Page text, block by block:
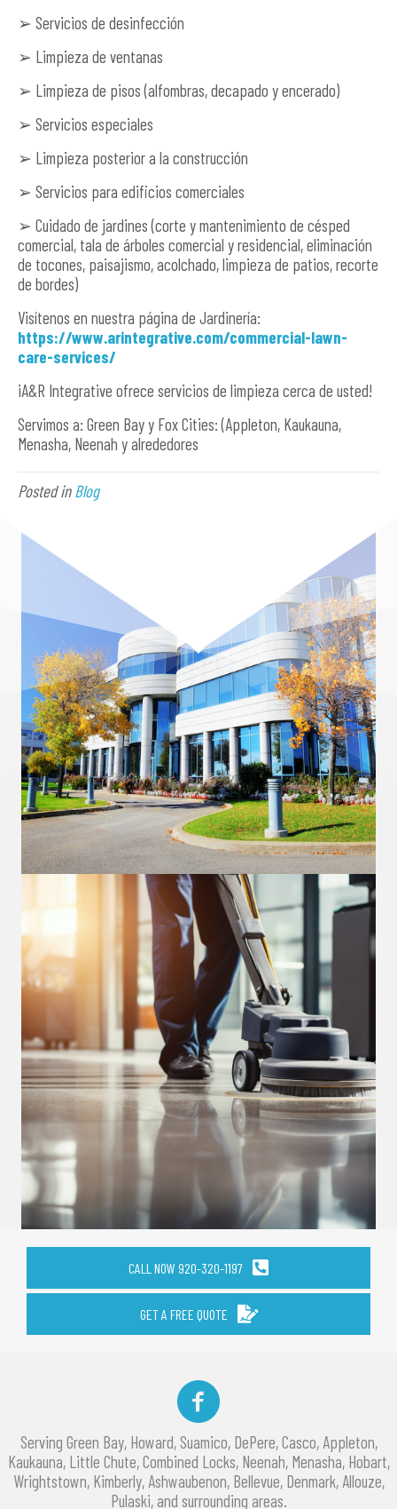
➢ Servicios de desinfección
➢ Limpieza de ventanas
➢ Limpieza de pisos (alfombras, decapado y encerado)
➢ Servicios especiales
➢ Limpieza posterior a la construcción
➢ Servicios para edificios comerciales
➢ Cuidado de jardines (corte y mantenimiento de césped
comercial, tala de árboles comercial y residencial, eliminación
de tocones, paisajismo, acolchado, limpieza de patios, recorte
de bordes)
Visítenos en nuestra página de Jardinería:
https://www.arintegrative.com/commercial-lawn-
care-services/
¡A&R Integrative ofrece servicios de limpieza cerca de usted!
Servimos a: Green Bay y Fox Cities: (Appleton, Kaukauna,
Menasha, Neenah y alrededores
Posted inBlog
CALL NOW 920-320-1197
GET A FREE QUOTE
Facebook
Serving Green Bay, Howard, Suamico, DePere, Casco, Appleton,
Kaukauna, Little Chute, Combined Locks, Neenah, Menasha, Hobart,
Wrightstown, Kimberly, Ashwaubenon, Bellevue, Denmark, Allouze,
Pulaski, and surrounding areas.